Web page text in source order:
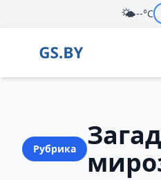
🌤️--°C
Рубрика